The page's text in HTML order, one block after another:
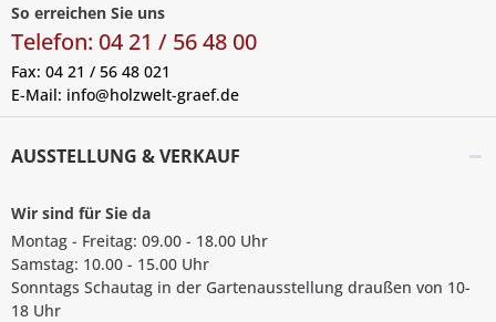
So erreichen Sie uns
Telefon: 04 21 / 56 48 00
Fax: 04 21 / 56 48 021
E-Mail: info@holzwelt-graef.de
AUSSTELLUNG & VERKAUF
Wir sind für Sie da
Montag - Freitag: 09.00 - 18.00 Uhr
Samstag: 10.00 - 15.00 Uhr
Sonntags Schautag in der Gartenausstellung draußen von 10-
18 Uhr